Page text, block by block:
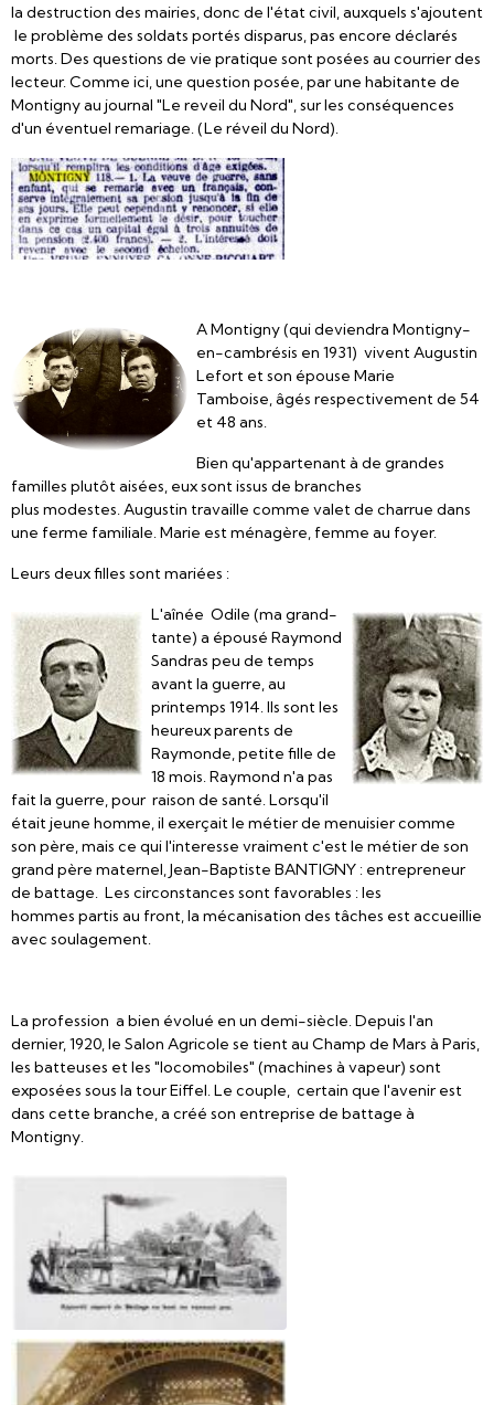
la destruction des mairies, donc de l'état civil, auxquels s'ajoutent
le problème des soldats portés disparus, pas encore déclarés
morts. Des questions de vie pratique sont posées au courrier des
lecteur. Comme ici, une question posée, par une habitante de
Montigny au journal "Le reveil du Nord", sur les conséquences
d'un éventuel remariage. (Le réveil du Nord).
A Montigny (qui deviendra Montigny-
en-cambrésis en 1931) vivent Augustin
Lefort et son épouse Marie
Tamboise, âgés respectivement de 54
et 48 ans.
Bien qu'appartenant à de grandes
familles plutôt aisées, eux sont issus de branches
plus modestes. Augustin travaille comme valet de charrue dans
une ferme familiale. Marie est ménagère, femme au foyer.
Leurs deux filles sont mariées :
L'aînée Odile (ma grand-
tante) a épousé Raymond
Sandras peu de temps
avant la guerre, au
printemps 1914. Ils sont les
heureux parents de
Raymonde, petite fille de
18 mois. Raymond n'a pas
fait la guerre, pour raison de santé. Lorsqu'il
était jeune homme, il exerçait le métier de menuisier comme
son père, mais ce qui l'interesse vraiment c'est le métier de son
grand père maternel, Jean-Baptiste BANTIGNY : entrepreneur
de battage. Les circonstances sont favorables : les
hommes partis au front, la mécanisation des tâches est accueillie
avec soulagement.
La profession a bien évolué en un demi-siècle. Depuis l'an
dernier, 1920, le Salon Agricole se tient au Champ de Mars à Paris,
les batteuses et les "locomobiles" (machines à vapeur) sont
exposées sous la tour Eiffel. Le couple, certain que l'avenir est
dans cette branche, a créé son entreprise de battage à
Montigny.